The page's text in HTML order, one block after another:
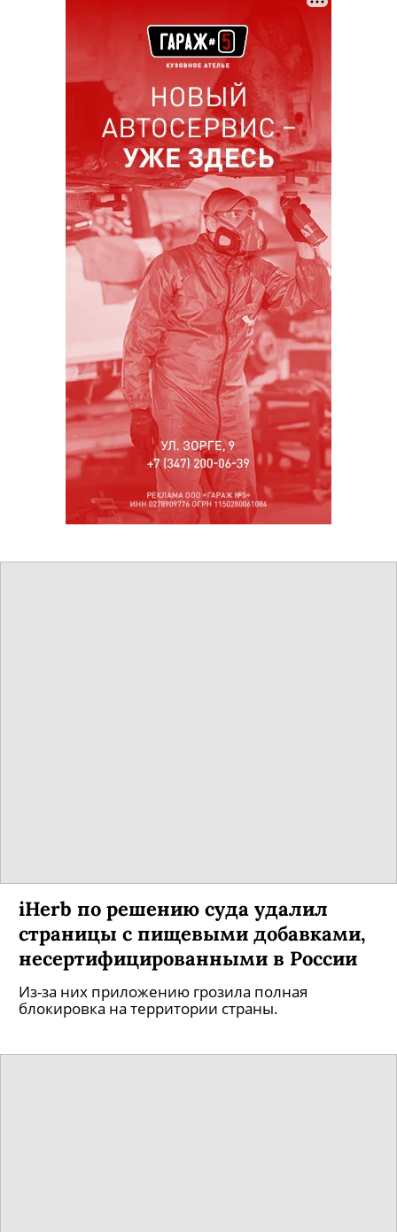
iHerb по решению суда удалил
страницы с пищевыми добавками,
несертифицированными в России
Из-за них приложению грозила полная
блокировка на территории страны.